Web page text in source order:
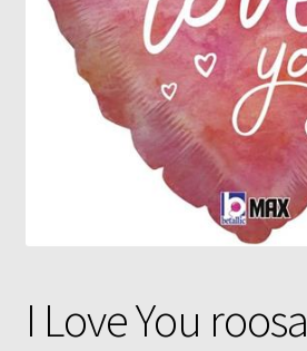
Õhupallid
Pallikuller
I Love You roosa